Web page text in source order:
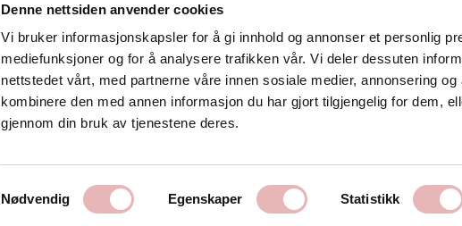
Denne nettsiden anvender cookies
Vi bruker informasjonskapsler for å gi innhold og annonser et personlig
mediefunksjoner og for å analysere trafikken vår. Vi deler dessuten
nettstedet vårt, med partnerne våre innen sosiale medier, annonsering
kombinere den med annen informasjon du har gjort tilgjengelig for dem,
gjennom din bruk av tjenestene deres.
Samtykkevalg
Nødvendig Egenskaper Statistikk
Kontakt oss
Stavanger Sentrum AS
Østervåg 6
Tlf:51 89 51 51
post@byen.no